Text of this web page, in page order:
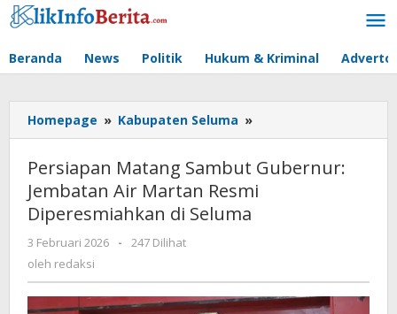
Lewati
ke
Beranda News Politik Hukum & Kriminal
Homepage » Kabupaten Seluma »
Matang
Gubernur:
Jembatan
di
Seluma
Persiapan Matang Sambut Gubernur:
Jembatan Air Martan Resmi
Diperesmiahkan di Seluma
3 Februari 2026
oleh
-
247 Dilihat
oleh redaksi